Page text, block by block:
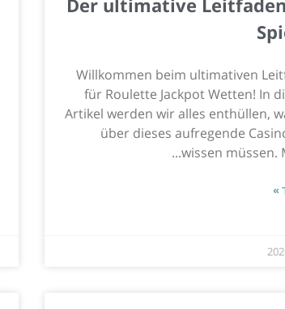
Willkommen beim ultimativen
für Roulette Jackpot Wetten! In
Artikel werden wir alles enthüllen,
über dieses aufregende
wissen müssen.
»